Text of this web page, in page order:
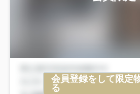
会員登録をして限定
る